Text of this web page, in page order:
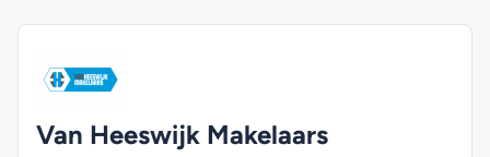
Van Heeswijk Makelaars